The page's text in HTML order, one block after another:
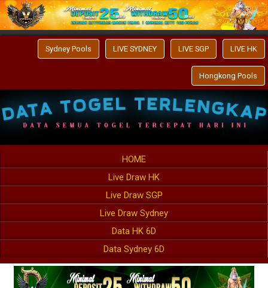
LIVE HK
LIVE SGP
LIVE SYDNEY
Sydney Pools
Hongkong Pools
HOME
Live Draw HK
Live Draw SGP
Live Draw Sydney
Data HK 6D
Data Sydney 6D